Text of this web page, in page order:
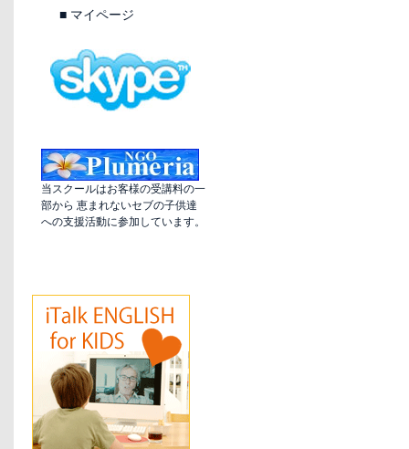
■ マイページ
当スクールはお客様の受講料の一
部から 恵まれないセブの子供達
への支援活動に参加しています。